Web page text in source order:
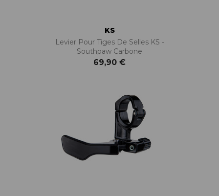
KS
Levier Pour Tiges De Selles KS -
Southpaw Carbone
69,90 €